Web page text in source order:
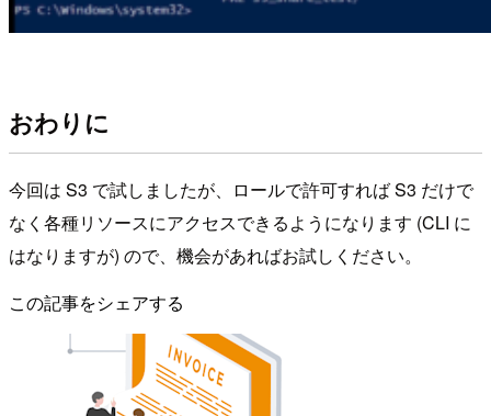
おわりに
今回は S3 で試しましたが、ロールで許可すれば S3 だけで
なく各種リソースにアクセスできるようになります (CLI に
はなりますが) ので、機会があればお試しください。
この記事をシェアする